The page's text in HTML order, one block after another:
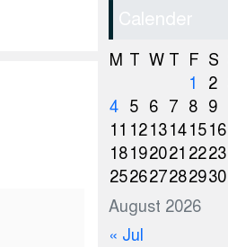
Calender
August 2026
M T W T F S
1
2
4 5 6 7 8 9
11 1213141516
18192021 2223
252627282930
« Jul